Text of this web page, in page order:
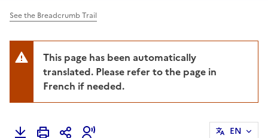
See the Breadcrumb Trail
This page has been automatically
translated. Please refer to the page in
French if needed.
EN